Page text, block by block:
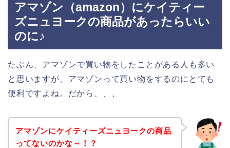
アマゾン（amazon）にケイティー
ズニュヨークの商品があったらいい
のに♪
たぶん、アマゾンで買い物をしたことがある人も多い
と思いますが、アマゾンって買い物をするのにとても
便利ですよね。だから、、、
アマゾンにケイティーズニュヨークの商品
ってないのかな～！？